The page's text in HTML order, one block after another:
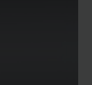
Скільки